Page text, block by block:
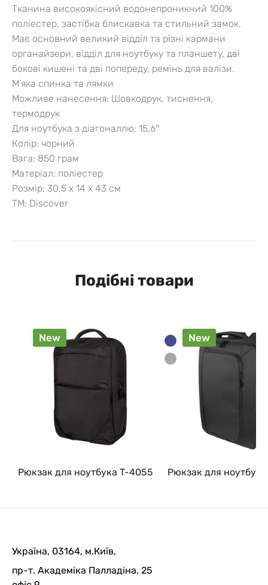
Тканина високоякісний водонепроникний 100%
поліестер, застібка блискавка та стильний замок.
Має основний великий відділ та різні кармани
органайзери, відділ для ноутбуку та планшету, дві
бокові кишені та дві попереду, ремінь для валізи.
М’яка спинка та лямки
Можливе нанесення: Шовкодрук, тиснення,
термодрук
Для ноутбука з діагоналлю: 15,6″
Колір: чорний
Вага: 850 грам
Матеріал: поліестер
Розмір: 30,5 х 14 х 43 см
ТМ: Discover
Подібні товари
New
Рюкзак для ноутбука T-4055
New
Рюкзак для
Україна, 03164, м.Київ,
пр-т. Академіка Палладіна, 25